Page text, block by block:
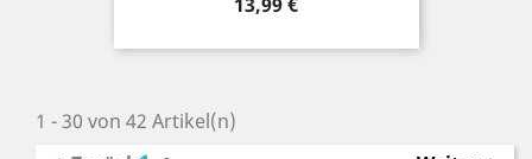
1 - 30 von 42 Artikel(n)